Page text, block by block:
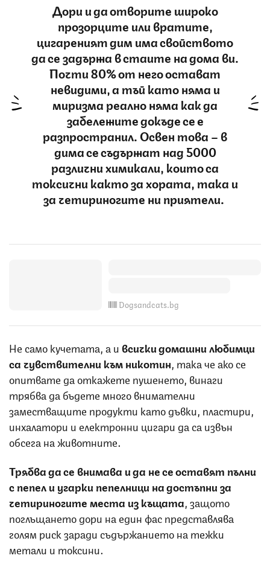
Дори и да отворите широко
прозорците или вратите,
цигареният дим има свойството
да се задържа в стаите на дома ви.
Почти 80% от него остават
невидими, а тъй като няма и
миризма реално няма как да
забележите докъде се е
разпространил. Освен това – в
дима се съдържат над 5000
различни химикали, които са
токсични както за хората, така и
за четириногите ни приятели.
Dogsandcats.bg
Не само кучетата, а ивсички домашни любимци
са чувствителни към никотин , така че ако се
опитвате да откажете пушенето, винаги
трябва да бъдете много внимателни
заместващите продукти като дъвки, пластири,
инхалатори и електронни цигари да са извън
обсега на животните.
Трябва да се внимава и да не се оставят пълни
с пепел и угарки пепелници на достъпни за
четириногите места из къщата , защото
поглъщането дори на един фас представлява
голям риск заради съдържанието на тежки
метали и токсини.